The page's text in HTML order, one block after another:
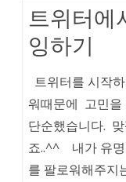
트위터에
잉하기
트위터를 시작
워때문에 고민을
단순했습니다.
죠..^^ 내가 유명
를 팔로워해주지